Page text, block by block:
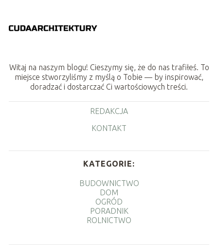
Witaj na naszym blogu! Cieszymy się, że do nas trafiłeś. To
miejsce stworzyliśmy z myślą o Tobie — by inspirować,
doradzać i dostarczać Ci wartościowych treści.
REDAKCJA
KONTAKT
KATEGORIE:
BUDOWNICTWO
DOM
OGRÓD
PORADNIK
ROLNICTWO